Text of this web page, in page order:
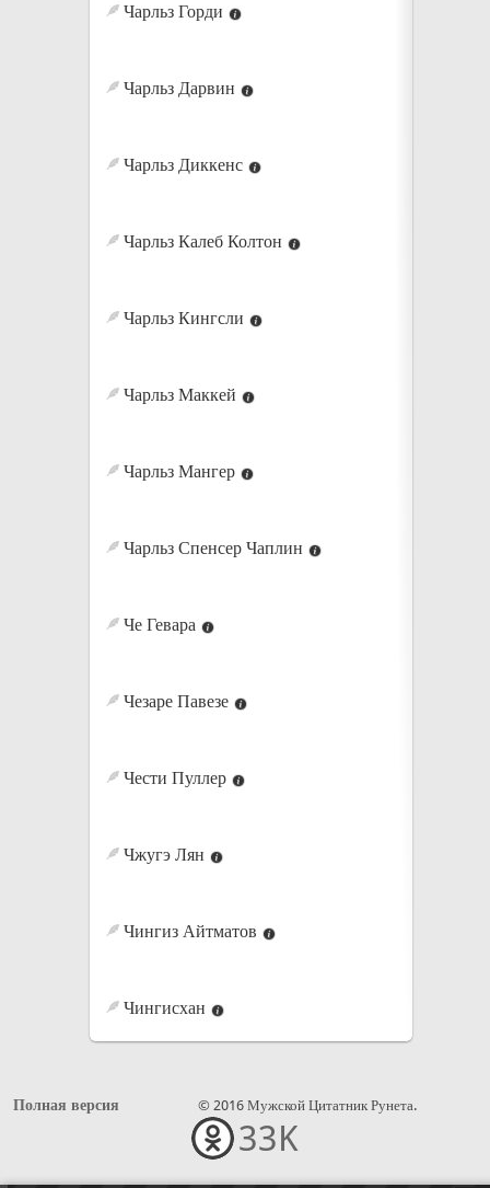
Чарльз Горди
Чарльз Дарвин
Чарльз Диккенс
Чарльз Калеб Колтон
Чарльз Кингсли
Чарльз Маккей
Чарльз Мангер
Чарльз Спенсер Чаплин
Че Гевара
Чезаре Павезе
Чести Пуллер
Чжугэ Лян
Чингиз Айтматов
Чингисхан
Полная версия © 2016 Мужской Цитатник Рунета.
33K